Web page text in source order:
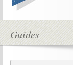
Guides